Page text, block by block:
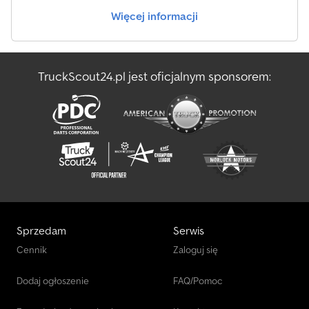
wszystkich formalnościach związanych z zakupem pojazdu,
swoich życzeń i sugestii – zajmiemy się resztą. Oferujemy również,
starego pojazdu w rozliczeniu * Badania TÜV/SP * Kompleksowa
obsługa eksportowa * Pośrednictwo finansowe * Uzyskanie tablic
eksportowych * Transport pojazdów * Rejestracja pojazdów
Dedevhuacjpfx Ahiock TWÓJ ZESPÓŁ VTS Wsparcie przez
WhatsApp dostępne! W przypadku pytań dotyczących pojazdu
lub w celu uzyskania dodatkowych informacji zapraszamy do
kontaktu poprzez WhatsApp. Whatsapp Whatsapp
Więcej informacji
TruckScout24.pl jest oficjalnym sponsorem:
Sprzedam
Cennik
Dodaj ogłoszenie
Serwis
Zaloguj się
FAQ/Pomoc